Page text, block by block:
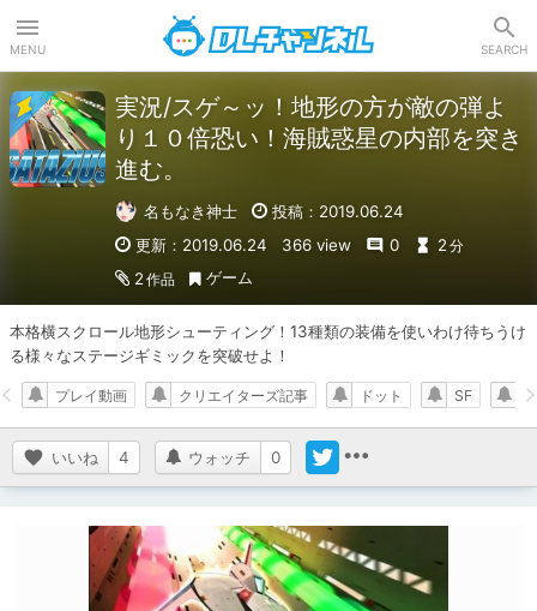
MENU SEARCH
実況/スゲ～ッ！地形の方が敵の弾よ
り１０倍恐い！海賊惑星の内部を突き
進む。
名もなき神士
投稿：2019.06.24
更新：2019.06.24
366 view 0 2 分
2 作品 ゲーム
本格横スクロール地形シューティング！13種類の装備を使いわけ待ちうけ
る様々なステージギミックを突破せよ！
いいね 4 ウォッチ 0
プレイ動画 クリエイターズ記事 ドット SF